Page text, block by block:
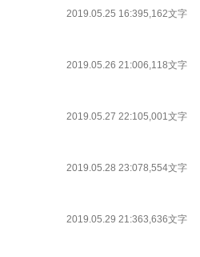
2019.05.25 16:395,162文字
2019.05.26 21:006,118文字
2019.05.27 22:105,001文字
2019.05.28 23:078,554文字
2019.05.29 21:363,636文字